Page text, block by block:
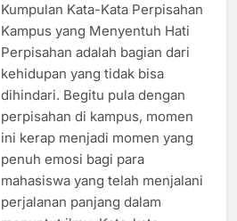
Kumpulan Kata-Kata Perpisahan
Kampus yang Menyentuh Hati
Perpisahan adalah bagian dari
kehidupan yang tidak bisa
dihindari. Begitu pula dengan
perpisahan di kampus, momen
ini kerap menjadi momen yang
penuh emosi bagi para
mahasiswa yang telah menjalani
perjalanan panjang dalam